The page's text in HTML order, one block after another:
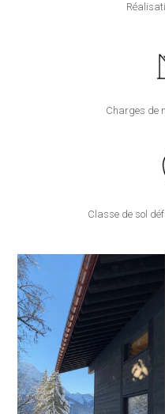
Charges de
Classe de sol